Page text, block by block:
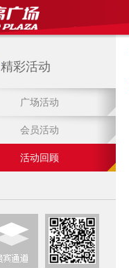
精彩活动
广场活动
会员活动
活动回顾